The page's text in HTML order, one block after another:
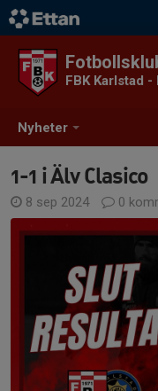
Nyheter
FBK Karlstad -
1-1 i Älv Clasico
8 sep 2024 0